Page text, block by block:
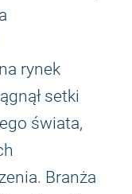
rynek
setki
świata,
Branża